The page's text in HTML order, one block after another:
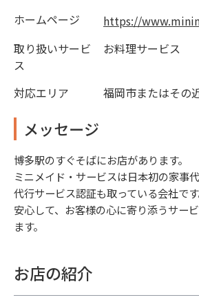
ホームページ
https://
取り扱いサービ
ス
お料理サービス
対応エリア 福岡市またはその
メッセージ
博多駅のすぐそばにお店があります。
ミニメイド・サービスは日本初の家事
代行サービス認証も取っている会社です
安心して、お客様の心に寄り添うサー
ます。
お店の紹介